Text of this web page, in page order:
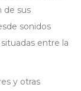
de sus
sonidos
entre la
y otras